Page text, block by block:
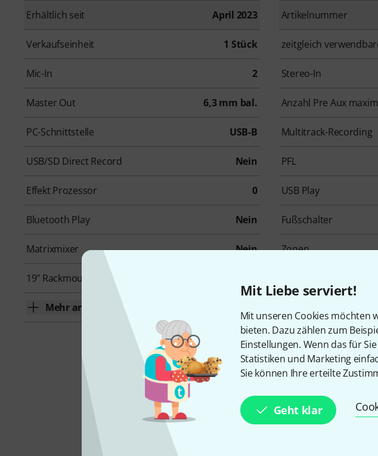
Mit Liebe serviert!
Mit unseren Cookies möchten
bieten. Dazu zählen zum
Einstellungen. Wenn das für
Statistiken und Marketing
Sie können Ihre erteilte
Geht klar
Erhältlich seit April 2023 Artikelnummer
Verkaufseinheit 1 Stück zeitgleich
Mic-In 2 Stereo-In
Master Out 6,3 mm bal. Anzahl Pre Aux
PC-Schnittstelle USB-B Multitrack-Recording
USB/SD Direct Record Nein PFL
Effekt Prozessor 0 USB Play
Bluetooth Play Nein Fußschalter
Matrixmixer Nein Zonen
19" Rackmount
Mehr anzeigen